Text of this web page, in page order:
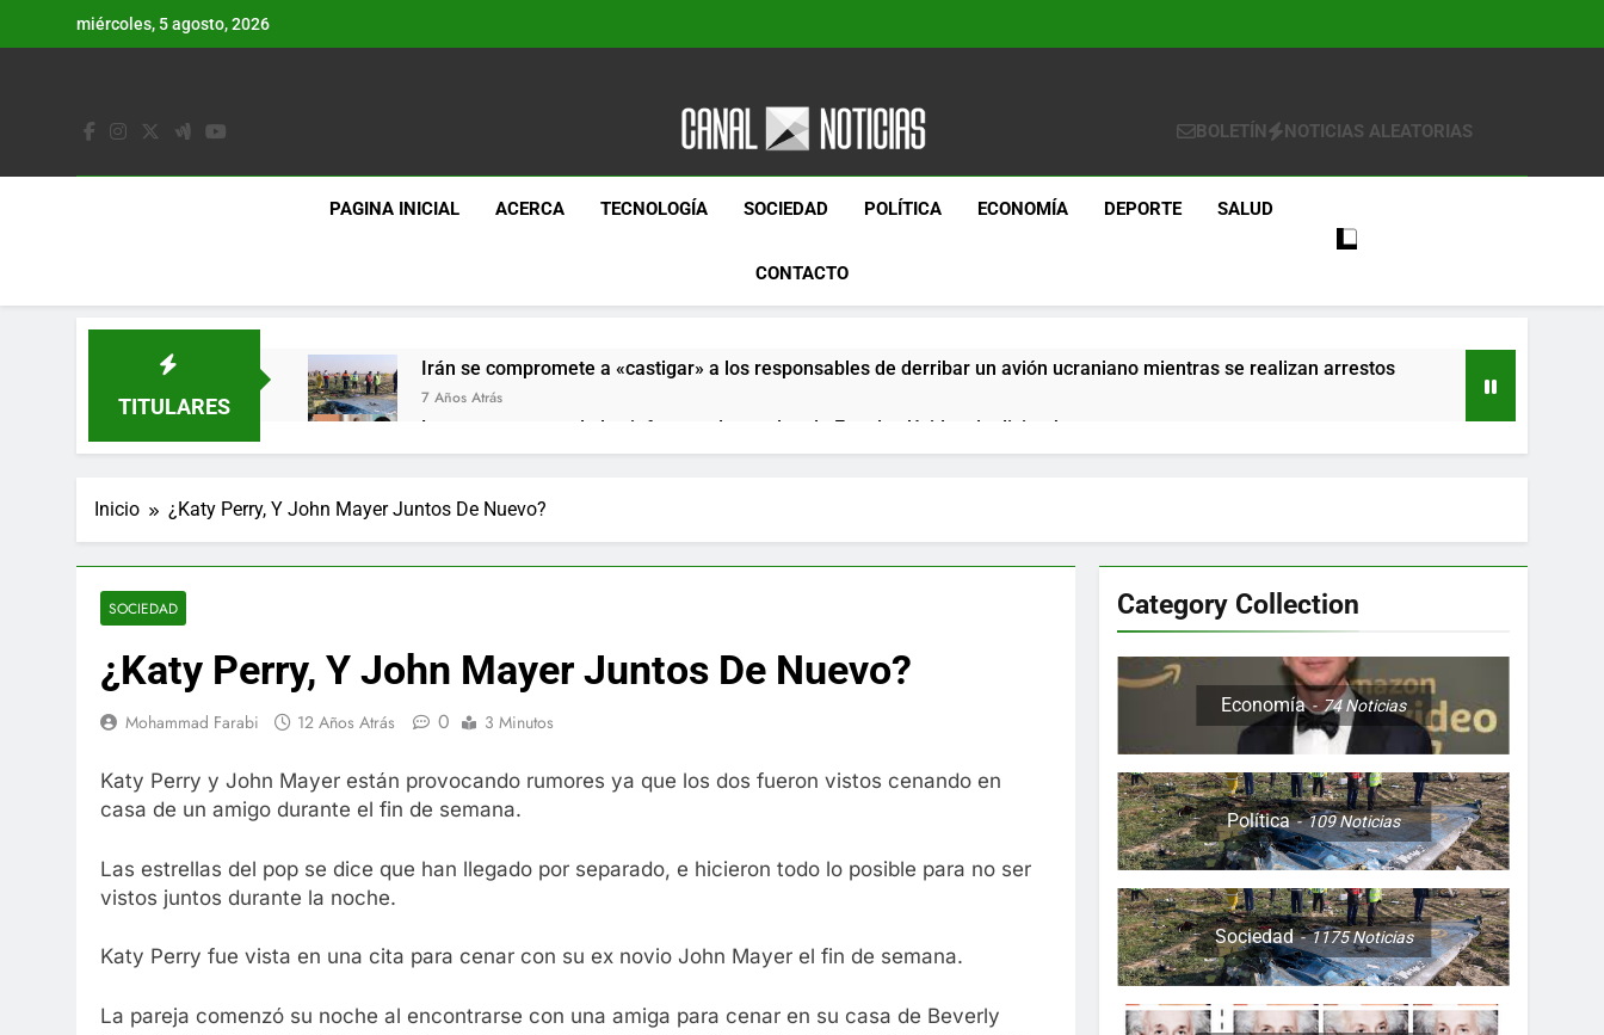
miércoles, 5 agosto, 2026
Canal Noticias
Canal Noticias
BOLETÍN NOTICIAS ALEATORIAS
PAGINA INICIAL ACERCA TECNOLOGÍA SOCIEDAD POLÍTICA ECONOMÍA DEPORTE SALUD
CONTACTO
TITULARES
Irán se compromete a «castigar» a los responsables de derribar un avión ucraniano mientras se realizan arrestos
7 Años Atrás
Lo que se espera de los informes de empleo de Estados Unidos de diciembre
7 Años Atrás
7 Años Atrás
El famoso chef y restaurador, Carl Ruiz, muere a los 44 años
Cápsulas Ultra Max Testo a Precios Especiales en México, Chile, Argentina, Colombia, Perú , Ecuador, Costa Rica y
Más
7 Años Atrás
7 Años Atrás
Pharma Flex RX en México – Descuentos Masivos en Mercado Libre
Crucero en México te lleva a lugares paranormales con binoculares de visión nocturna y reuniones de secuestrados
La Inteligencia Artificial deepfake de Samsung fabrica un clip de movimiento desde una sola foto
7 Años Atrás
Inicio ¿Katy Perry, Y John Mayer Juntos De Nuevo?
SOCIEDAD
¿Katy Perry, Y John Mayer Juntos De Nuevo?
Mohammad Farabi 12 Años Atrás 0 3 Minutos
Katy Perry y John Mayer están provocando rumores ya que los dos fueron vistos cenando en
casa de un amigo durante el fin de semana.
Las estrellas del pop se dice que han llegado por separado, e hicieron todo lo posible para no ser
vistos juntos durante la noche.
Katy Perry fue vista en una cita para cenar con su ex novio John Mayer el fin de semana.
La pareja comenzó su noche al encontrarse con una amiga para cenar en su casa de Beverly
Category Collection
Economía 74Noticias
Política 109Noticias
Sociedad 1175Noticias